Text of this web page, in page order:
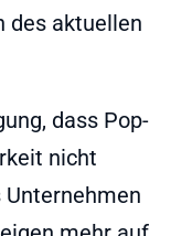
des aktuellen
dass Pop-
nicht